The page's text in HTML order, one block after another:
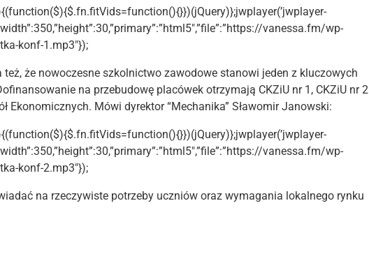
vanessa.fm/wp-
konf-1.mp3″});
że nowoczesne szkolnictwo zawodowe stanowi jeden z kluczowych
na przebudowę placówek otrzymają CKZiU nr 1, CKZiU nr 2
Ekonomicznych. Mówi dyrektor “Mechanika” Sławomir Janowski:
vanessa.fm/wp-
konf-2.mp3″});
na rzeczywiste potrzeby uczniów oraz wymagania lokalnego rynku